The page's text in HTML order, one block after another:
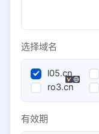
选择域名
l05.cn
ro3.cn
有效期